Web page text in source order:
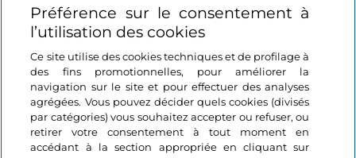
Se connecter
Suivez-nous
Préférence sur le consentement à
l’utilisation des cookies
Ce site utilise des cookies techniques et de profilage à
des fins promotionnelles, pour améliorer la
navigation sur le site et pour effectuer des analyses
agrégées. Vous pouvez décider quels cookies (divisés
par catégories) vous souhaitez accepter ou refuser, ou
retirer votre consentement à tout moment en
accédant à la section appropriée en cliquant sur